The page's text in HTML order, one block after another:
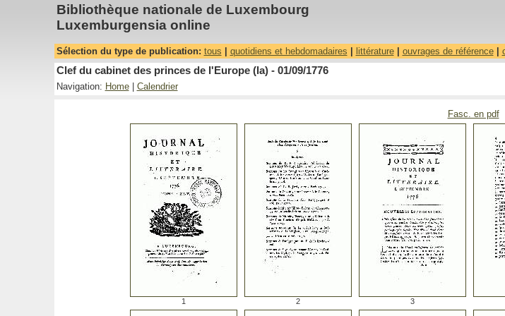
Bibliothèque nationale de Luxembourg
Luxemburgensia online
Sélection du type de publication: tous quotidiens et hebdomadaires littérature| ouvrages de référence|
Clef du cabinet des princes de l'Europe (la) - 01/09/1776
Navigation: Home| Calendrier
Fasc. en pdf
1 2 3